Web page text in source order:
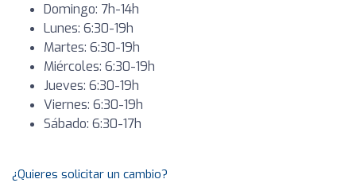
Domingo: 7h-14h
Lunes: 6:30-19h
Martes: 6:30-19h
Miércoles: 6:30-19h
Jueves: 6:30-19h
Viernes: 6:30-19h
Sábado: 6:30-17h
¿Quieres solicitar un cambio?